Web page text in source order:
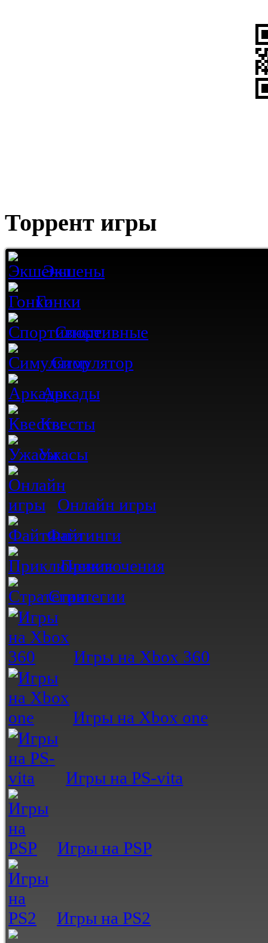
Торрент игры
Экшены
Гонки
Спортивные
Симулятор
Аркады
Квесты
Ужасы
Онлайн игры
Файтинги
Приключения
Стратегии
Игры на Xbox 360
Игры на Xbox one
Игры на PS-vita
Игры на PSP
Игры на PS2